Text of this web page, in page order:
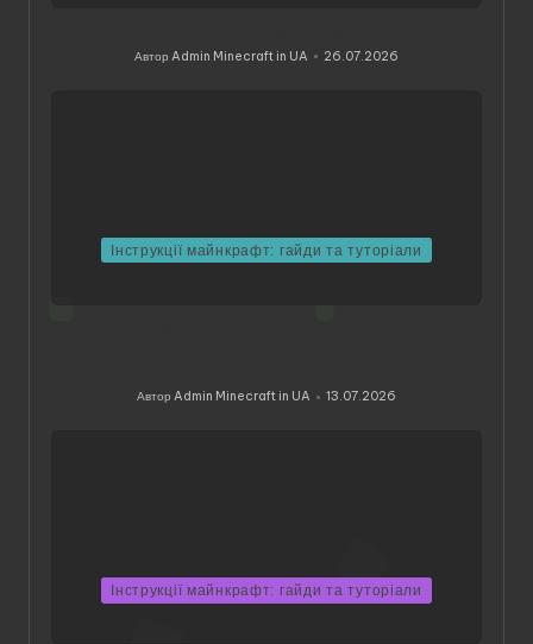
Опубліковано
АвторAdmin Minecraft in UA 26.07.2026
Інструкції майнкрафт: гайди та туторіали
Опубліковано
АвторAdmin Minecraft in UA 13.07.2026
Інструкції майнкрафт: гайди та туторіали